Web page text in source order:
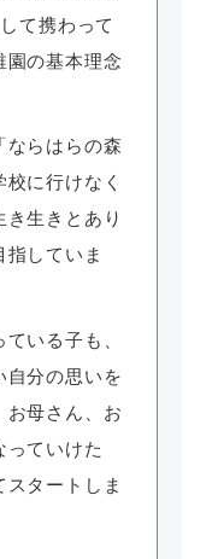
て携わって
園の基本理念
ならはらの森
に行けなく
生きとあり
していま
いる子も、
自分の思いを
お母さん、お
っていけた
タートしま